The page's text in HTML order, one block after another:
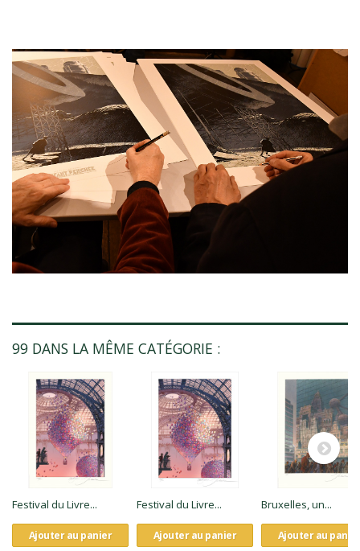
99 DANS LA MÊME CATÉGORIE :
Festival du Livre...
Ajouter au panier
Festival du Livre...
Ajouter au panier
Bruxelles, un...
Ajouter au